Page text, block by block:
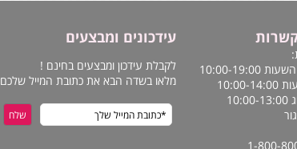
19:00
עידכונים ומבצעים
לקבלת עידכון ומבצעים בחינם !
מלאו בשדה הבא את כתובת המייל שלכם